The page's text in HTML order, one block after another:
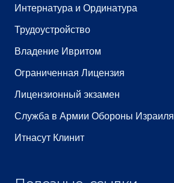
Интернатура и Ординатура
Трудоустройство
Владение Ивритом
Ограниченная Лицензия
Лицензионный экзамен
Служба в Армии Обороны Израиля
Итнасут Клинит